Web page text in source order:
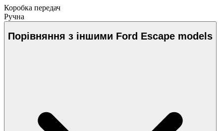
Коробка передач
Ручна
Порівняння з іншими Ford Escape models